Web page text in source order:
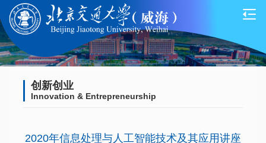
创新创业
Innovation & Entrepreneurship
2020年信息处理与人工智能技术及其应用讲座